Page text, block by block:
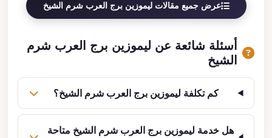
عرض جميع مقالات ليموزين برج العرب شرم الشيخ
أسئلة شائعة عن ليموزين برج العرب شرم
الشيخ
كم تكلفة ليموزين برج العرب شرم الشيخ؟
هل خدمة ليموزين برج العرب شرم الشيخ متاحة